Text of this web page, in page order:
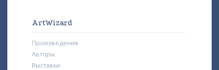
ArtWizard
Произведения
Авторы
Выставки